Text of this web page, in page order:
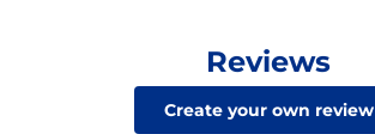
Reviews
Create your own review